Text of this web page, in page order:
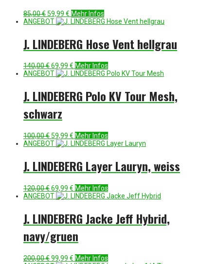
85,00€ Ursprünglicher
Preis
59,99 € Aktueller
Preis
Mehr Infos
ANGEBOT
J. LINDEBERG Hose Vent hellgrau
140,00€Ursprünglicher
Preis
69,99 € Aktueller
Preis
Mehr Infos
ANGEBOT
J. LINDEBERG Polo KV Tour Mesh,
schwarz
100,00€ Ursprünglicher
Preis
59,99 € Aktueller
Preis
Mehr Infos
ANGEBOT
J. LINDEBERG Layer Lauryn, weiss
120,00€Ursprünglicher
Preis
69,99 € Aktueller
Preis
Mehr Infos
ANGEBOT
J. LINDEBERG Jacke Jeff Hybrid,
navy/gruen
200,00€Ursprünglicher
99,99 € Aktueller
Mehr Infos